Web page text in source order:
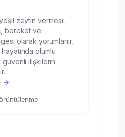
zeytin vermesi,
bereket ve
olarak yorumlanır;
olumlu
ilişkilerin
→